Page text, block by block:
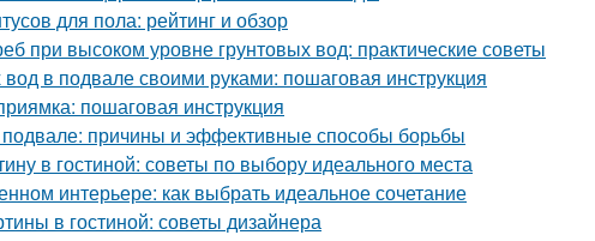
для пола: рейтинг и обзор
при высоком уровне грунтовых вод: практические советы
в подвале своими руками: пошаговая инструкция
пошаговая инструкция
причины и эффективные способы борьбы
в гостиной: советы по выбору идеального места
интерьере: как выбрать идеальное сочетание
в гостиной: советы дизайнера